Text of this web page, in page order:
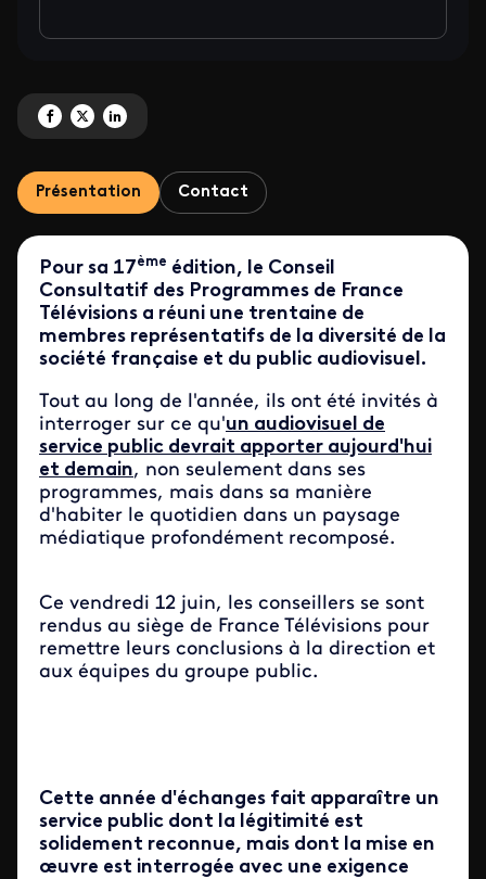
Partagez 'Les conseillers de la 17ème édition remettent leur rapport' sur
Partagez 'Les conseillers de la 17ème édition remettent leur rapport'
Partagez 'Les conseillers de la 17ème édition remettent leur
Présentation Contact
Pour sa 17ème édition, le Conseil
Consultatif des Programmes de France
Télévisions a réuni une trentaine de
membres représentatifs de la diversité de la
société française et du public audiovisuel.
Tout au long de l'année, ils ont été invités à
interroger sur ce qu'un audiovisuel de
service public devrait apporter aujourd'hui
et demain, non seulement dans ses
programmes, mais dans sa manière
d'habiter le quotidien dans un paysage
médiatique profondément recomposé.
Ce vendredi 12 juin, les conseillers se sont
rendus au siège de France Télévisions pour
remettre leurs conclusions à la direction et
aux équipes du groupe public.
Cette année d'échanges fait apparaître un
service public dont la légitimité est
solidement reconnue, mais dont la mise en
œuvre est interrogée avec une exigence